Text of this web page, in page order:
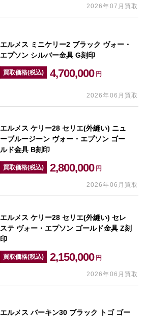
2026年07月買取
エルメス ミニケリー2 ブラック ヴォー・
エプソン シルバー金具 G刻印
買取価格(税込) 4,700,000 円
2026年06月買取
エルメス ケリー28 セリエ(外縫い) ニュ
ーブルージーン ヴォー・エプソン ゴー
ルド金具 B刻印
買取価格(税込) 2,800,000 円
2026年06月買取
エルメス ケリー28 セリエ(外縫い) セレ
ステ ヴォー・エプソン ゴールド金具 Z刻
印
買取価格(税込) 2,150,000 円
2026年06月買取
エルメス バーキン30 ブラック トゴ ゴー